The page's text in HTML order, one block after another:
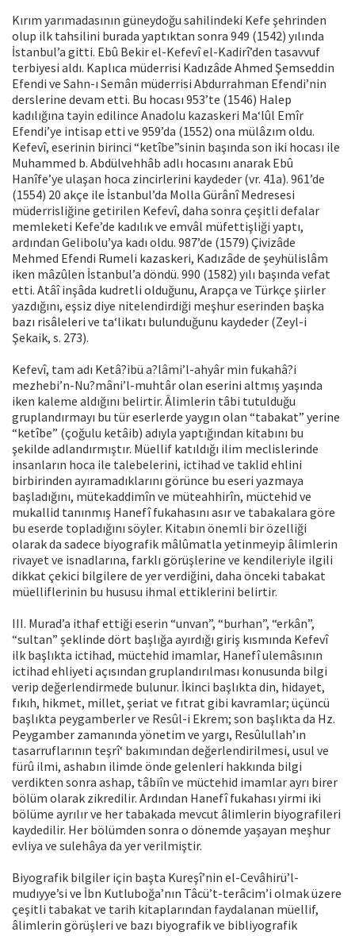
Kırım yarımadasının güneydoğu sahilindeki Kefe şehrinden
olup ilk tahsilini burada yaptıktan sonra 949 (1542) yılında
İstanbul’a gitti. Ebû Bekir el-Kefevî el-Kadirî’den tasavvuf
terbiyesi aldı. Kaplıca müderrisi Kadızâde Ahmed Şemseddin
Efendi ve Sahn-ı Semân müderrisi Abdurrahman Efendi’nin
derslerine devam etti. Bu hocası 953’te (1546) Halep
kadılığına tayin edilince Anadolu kazaskeri Ma‘lûl Emîr
Efendi’ye intisap etti ve 959’da (1552) ona mülâzım oldu.
Kefevî, eserinin birinci “ketîbe”sinin başında son iki hocası ile
Muhammed b. Abdülvehhâb adlı hocasını anarak Ebû
Hanîfe’ye ulaşan hoca zincirlerini kaydeder (vr. 41a). 961’de
(1554) 20 akçe ile İstanbul’da Molla Gürânî Medresesi
müderrisliğine getirilen Kefevî, daha sonra çeşitli defalar
memleketi Kefe’de kadılık ve emvâl müfettişliği yaptı,
ardından Gelibolu’ya kadı oldu. 987’de (1579) Çivizâde
Mehmed Efendi Rumeli kazaskeri, Kadızâde de şeyhülislâm
iken mâzûlen İstanbul’a döndü. 990 (1582) yılı başında vefat
etti. Atâî inşâda kudretli olduğunu, Arapça ve Türkçe şiirler
yazdığını, eşsiz diye nitelendirdiği meşhur eserinden başka
bazı risâleleri ve ta‘likatı bulunduğunu kaydeder (Zeyl-i
Şekaik, s. 273).
Kefevî, tam adı Ketâ?ibü a?lâmi’l-ahyâr min fukahâ?i
mezhebi’n-Nu?mâni’l-muhtâr olan eserini altmış yaşında
iken kaleme aldığını belirtir. Âlimlerin tâbi tutulduğu
gruplandırmayı bu tür eserlerde yaygın olan “tabakat” yerine
“ketîbe” (çoğulu ketâib) adıyla yaptığından kitabını bu
şekilde adlandırmıştır. Müellif katıldığı ilim meclislerinde
insanların hoca ile talebelerini, ictihad ve taklid ehlini
birbirinden ayıramadıklarını görünce bu eseri yazmaya
başladığını, mütekaddimîn ve müteahhirîn, müctehid ve
mukallid tanınmış Hanefî fukahasını asır ve tabakalara göre
bu eserde topladığını söyler. Kitabın önemli bir özelliği
olarak da sadece biyografik mâlûmatla yetinmeyip âlimlerin
rivayet ve isnadlarına, farklı görüşlerine ve kendileriyle ilgili
dikkat çekici bilgilere de yer verdiğini, daha önceki tabakat
müelliflerinin bu hususu ihmal ettiklerini belirtir.
III. Murad’a ithaf ettiği eserin “unvan”, “burhan”, “erkân”,
“sultan” şeklinde dört başlığa ayırdığı giriş kısmında Kefevî
ilk başlıkta ictihad, müctehid imamlar, Hanefî ulemâsının
ictihad ehliyeti açısından gruplandırılması konusunda bilgi
verip değerlendirmede bulunur. İkinci başlıkta din, hidayet,
fıkıh, hikmet, millet, şeriat ve fıtrat gibi kavramlar; üçüncü
başlıkta peygamberler ve Resûl-i Ekrem; son başlıkta da Hz.
Peygamber zamanında yönetim ve yargı, Resûlullah’ın
tasarruflarının teşrî‘ bakımından değerlendirilmesi, usul ve
fürû ilmi, ashabın ilimde önde gelenleri hakkında bilgi
verdikten sonra ashap, tâbiîn ve müctehid imamlar ayrı birer
bölüm olarak zikredilir. Ardından Hanefî fukahası yirmi iki
bölüme ayrılır ve her tabakada mevcut âlimlerin biyografileri
kaydedilir. Her bölümden sonra o dönemde yaşayan meşhur
evliya ve sulehâya da yer verilmiştir.
Biyografik bilgiler için başta Kureşî’nin el-Cevâhirü’l-
mudıyye’si ve İbn Kutluboğa’nın Tâcü’t-terâcim’i olmak üzere
çeşitli tabakat ve tarih kitaplarından faydalanan müellif,
âlimlerin görüşleri ve bazı biyografik ve bibliyografik